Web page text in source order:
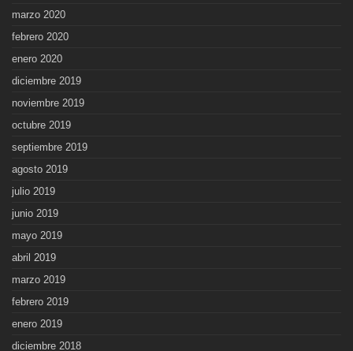
marzo 2020
febrero 2020
enero 2020
diciembre 2019
noviembre 2019
octubre 2019
septiembre 2019
agosto 2019
julio 2019
junio 2019
mayo 2019
abril 2019
marzo 2019
febrero 2019
enero 2019
diciembre 2018